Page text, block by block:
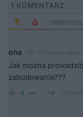
1 KOMENTARZ
najstarszy
ona
Jak można
zabudowania???
4